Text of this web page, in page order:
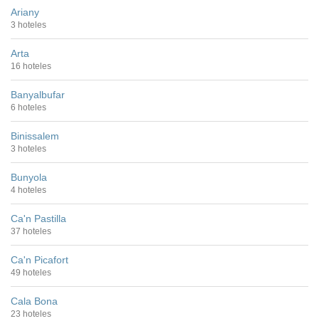
Ariany
3 hoteles
Arta
16 hoteles
Banyalbufar
6 hoteles
Binissalem
3 hoteles
Bunyola
4 hoteles
Ca'n Pastilla
37 hoteles
Ca'n Picafort
49 hoteles
Cala Bona
23 hoteles